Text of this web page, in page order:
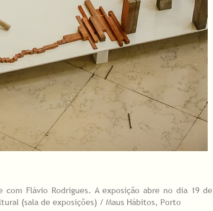
Flávio Rodrigues. A exposição abre no dia 19 de
(sala de exposições) / Maus Hábitos, Porto